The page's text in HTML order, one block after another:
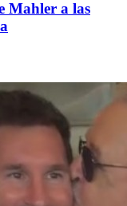
Mahler a las